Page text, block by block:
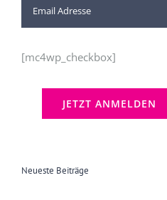
[mc4wp_checkbox]
Neueste Beiträge